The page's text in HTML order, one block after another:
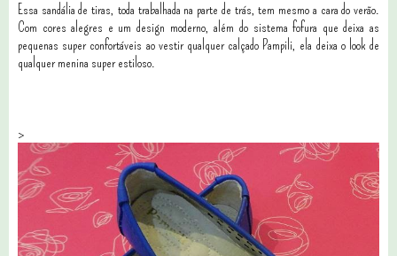
Essa sandália de tiras, toda trabalhada na parte de trás, tem mesmo a cara do verão.
Com cores alegres e um design moderno, além do sistema fofura que deixa as
pequenas super confortáveis ao vestir qualquer calçado Pampili, ela deixa o look de
qualquer menina super estiloso.
>